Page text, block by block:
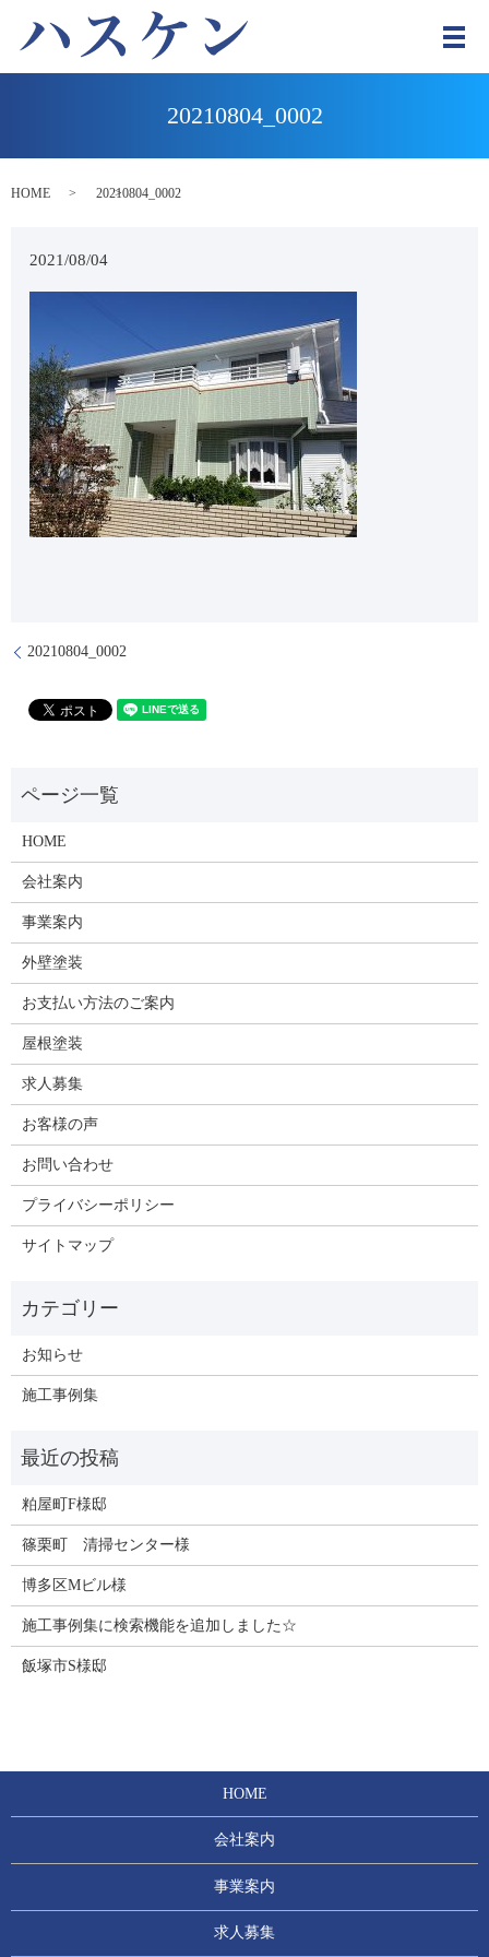
メ
20210804_0002
HOME 20210804_0002
2021/08/04
20210804_0002
HOME
会社案内
事業案内
外壁塗装
お支払い方法のご案内
屋根塗装
求人募集
お客様の声
お問い合わせ
プライバシーポリシー
サイトマップ
お知らせ
施工事例集
粕屋町F様邸
篠栗町 清掃センター様
博多区Mビル様
施工事例集に検索機能を追加しました☆
飯塚市S様邸
HOME
会社案内
事業案内
求人募集